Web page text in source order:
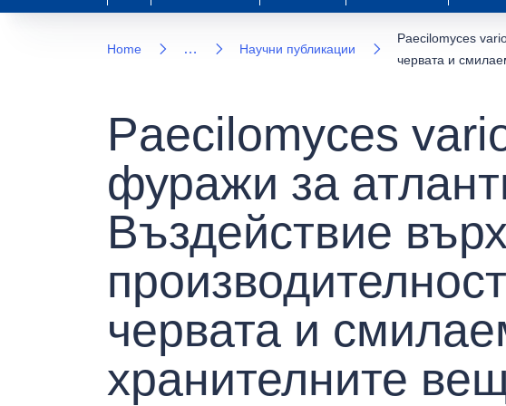
Home … Научни публикации
Paecilomyces
червата и
Paecilomyces
фуражи за
Въздействие
червата и
хранителните